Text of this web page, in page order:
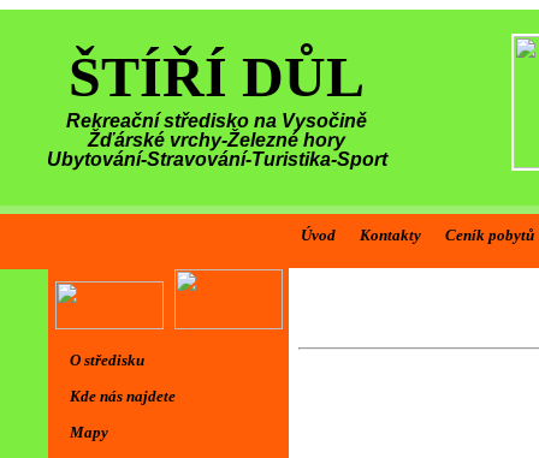
ŠTÍŘÍ DŮL
Rekreační středisko na Vysočině
Žďárské vrchy-Železné hory
Ubytování-Stravování-Turistika-Sport
Úvod Kontakty Ceník pobytů
O středisku
Kde nás najdete
Mapy